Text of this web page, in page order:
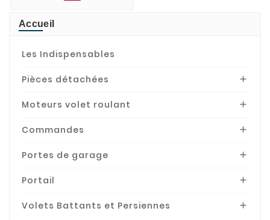
Accueil
Les Indispensables
Pièces détachées 
Moteurs volet roulant 
Commandes 
Portes de garage 
Portail 
Volets Battants et Persiennes 